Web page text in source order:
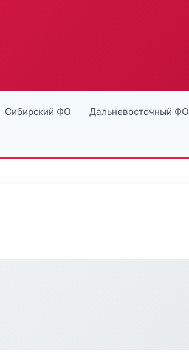
Сибирский ФО Дальневосточный ФО